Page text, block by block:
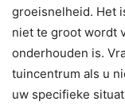
groeisnelheid. Het
niet te groot wordt
onderhouden is.
tuincentrum als u
uw specifieke